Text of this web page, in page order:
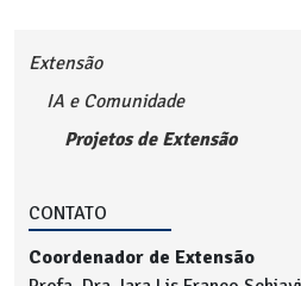
Extensão
IA e Comunidade
Projetos de Extensão
CONTATO
Coordenador de Extensão